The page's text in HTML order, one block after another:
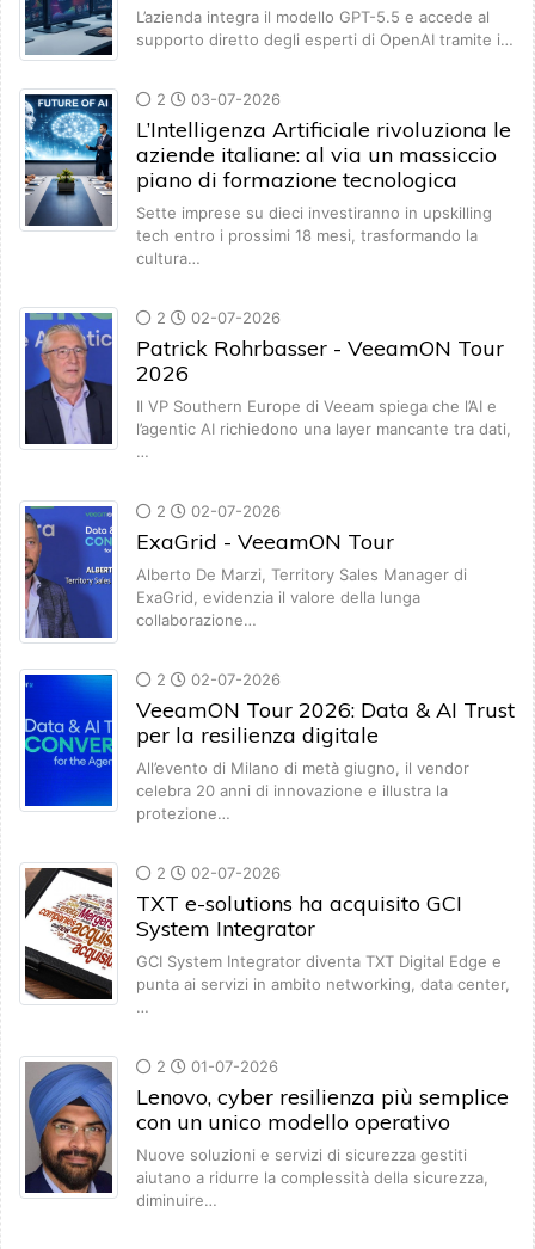
L’azienda integra il modello GPT-5.5 e accede al
supporto diretto degli esperti di OpenAI tramite i…
2 03-07-2026
L’Intelligenza Artificiale rivoluziona le
aziende italiane: al via un massiccio
piano di formazione tecnologica
Sette imprese su dieci investiranno in upskilling
tech entro i prossimi 18 mesi, trasformando la
cultura…
2 02-07-2026
Patrick Rohrbasser - VeeamON Tour
2026
Il VP Southern Europe di Veeam spiega che l’AI e
l’agentic AI richiedono una layer mancante tra dati,
…
2 02-07-2026
ExaGrid - VeeamON Tour
Alberto De Marzi, Territory Sales Manager di
ExaGrid, evidenzia il valore della lunga
collaborazione…
2 02-07-2026
VeeamON Tour 2026: Data & AI Trust
per la resilienza digitale
All’evento di Milano di metà giugno, il vendor
celebra 20 anni di innovazione e illustra la
protezione…
2 02-07-2026
TXT e-solutions ha acquisito GCI
System Integrator
GCI System Integrator diventa TXT Digital Edge e
punta ai servizi in ambito networking, data center,
…
2 01-07-2026
Lenovo, cyber resilienza più semplice
con un unico modello operativo
Nuove soluzioni e servizi di sicurezza gestiti
aiutano a ridurre la complessità della sicurezza,
diminuire…